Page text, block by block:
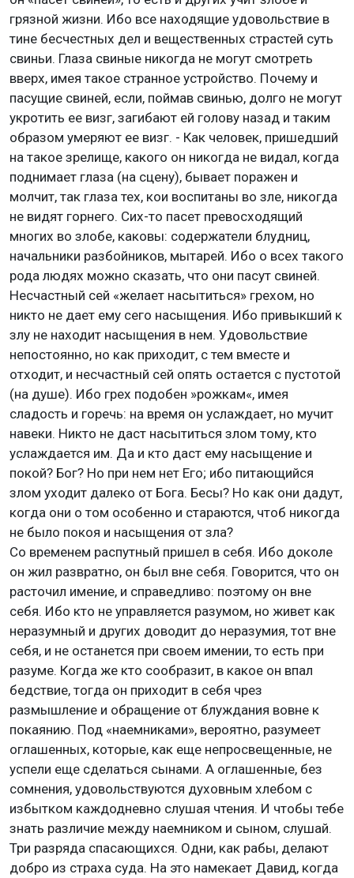
грязной жизни. Ибо все находящие удовольствие в
тине бесчестных дел и вещественных страстей суть
свиньи. Глаза свиные никогда не могут смотреть
вверх, имея такое странное устройство. Почему и
пасущие свиней, если, поймав свинью, долго не могут
укротить ее визг, загибают ей голову назад и таким
образом умеряют ее визг. - Как человек, пришедший
на такое зрелище, какого он никогда не видал, когда
поднимает глаза (на сцену), бывает поражен и
молчит, так глаза тех, кои воспитаны во зле, никогда
не видят горнего. Сих-то пасет превосходящий
многих во злобе, каковы: содержатели блудниц,
начальники разбойников, мытарей. Ибо о всех такого
рода людях можно сказать, что они пасут свиней.
Несчастный сей «желает насытиться» грехом, но
никто не дает ему сего насыщения. Ибо привыкший к
злу не находит насыщения в нем. Удовольствие
непостоянно, но как приходит, с тем вместе и
отходит, и несчастный сей опять остается с пустотой
(на душе). Ибо грех подобен »рожкам«, имея
сладость и горечь: на время он услаждает, но мучит
навеки. Никто не даст насытиться злом тому, кто
услаждается им. Да и кто даст ему насыщение и
покой? Бог? Но при нем нет Его; ибо питающийся
злом уходит далеко от Бога. Бесы? Но как они дадут,
когда они о том особенно и стараются, чтоб никогда
не было покоя и насыщения от зла?
Со временем распутный пришел в себя. Ибо доколе
он жил развратно, он был вне себя. Говорится, что он
расточил имение, и справедливо: поэтому он вне
себя. Ибо кто не управляется разумом, но живет как
неразумный и других доводит до неразумия, тот вне
себя, и не останется при своем имении, то есть при
разуме. Когда же кто сообразит, в какое он впал
бедствие, тогда он приходит в себя чрез
размышление и обращение от блуждания вовне к
покаянию. Под «наемниками», вероятно, разумеет
оглашенных, которые, как еще непросвещенные, не
успели еще сделаться сынами. А оглашенные, без
сомнения, удовольствуются духовным хлебом с
избытком каждодневно слушая чтения. И чтобы тебе
знать различие между наемником и сыном, слушай.
Три разряда спасающихся. Одни, как рабы, делают
добро из страха суда. На это намекает Давид, когда